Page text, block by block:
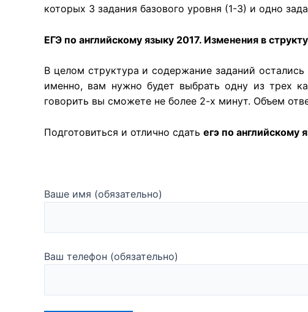
которых 3 задания базового уровня (1-3) и одно
ЕГЭ по английскому языку 2017. Изменения в
В целом структура и содержание заданий
именно, вам нужно будет выбрать одну из трех
говорить вы сможете не более 2-х минут. Объем
Подготовиться и отлично сдать егэ по английскому
Ваше имя (обязательно)
Ваш телефон (обязательно)